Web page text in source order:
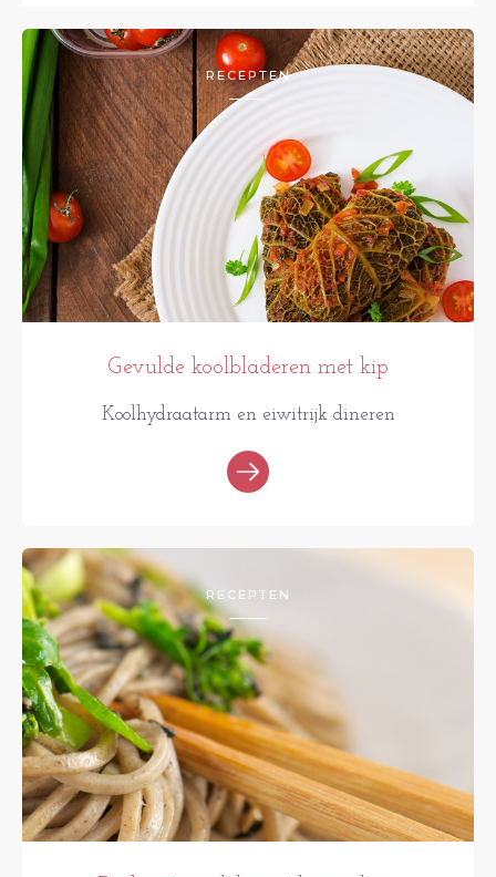
RECEPTEN
Gevulde koolbladeren met kip
Koolhydraatarm en eiwitrijk dineren
RECEPTEN